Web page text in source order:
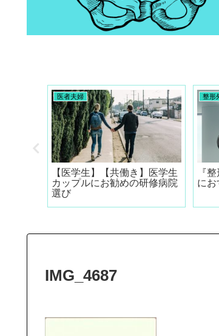
医者夫婦
【医学生】【共働き】医学生
カップルにお勧めの研修病院
選び
整形
『
にお
IMG_4687